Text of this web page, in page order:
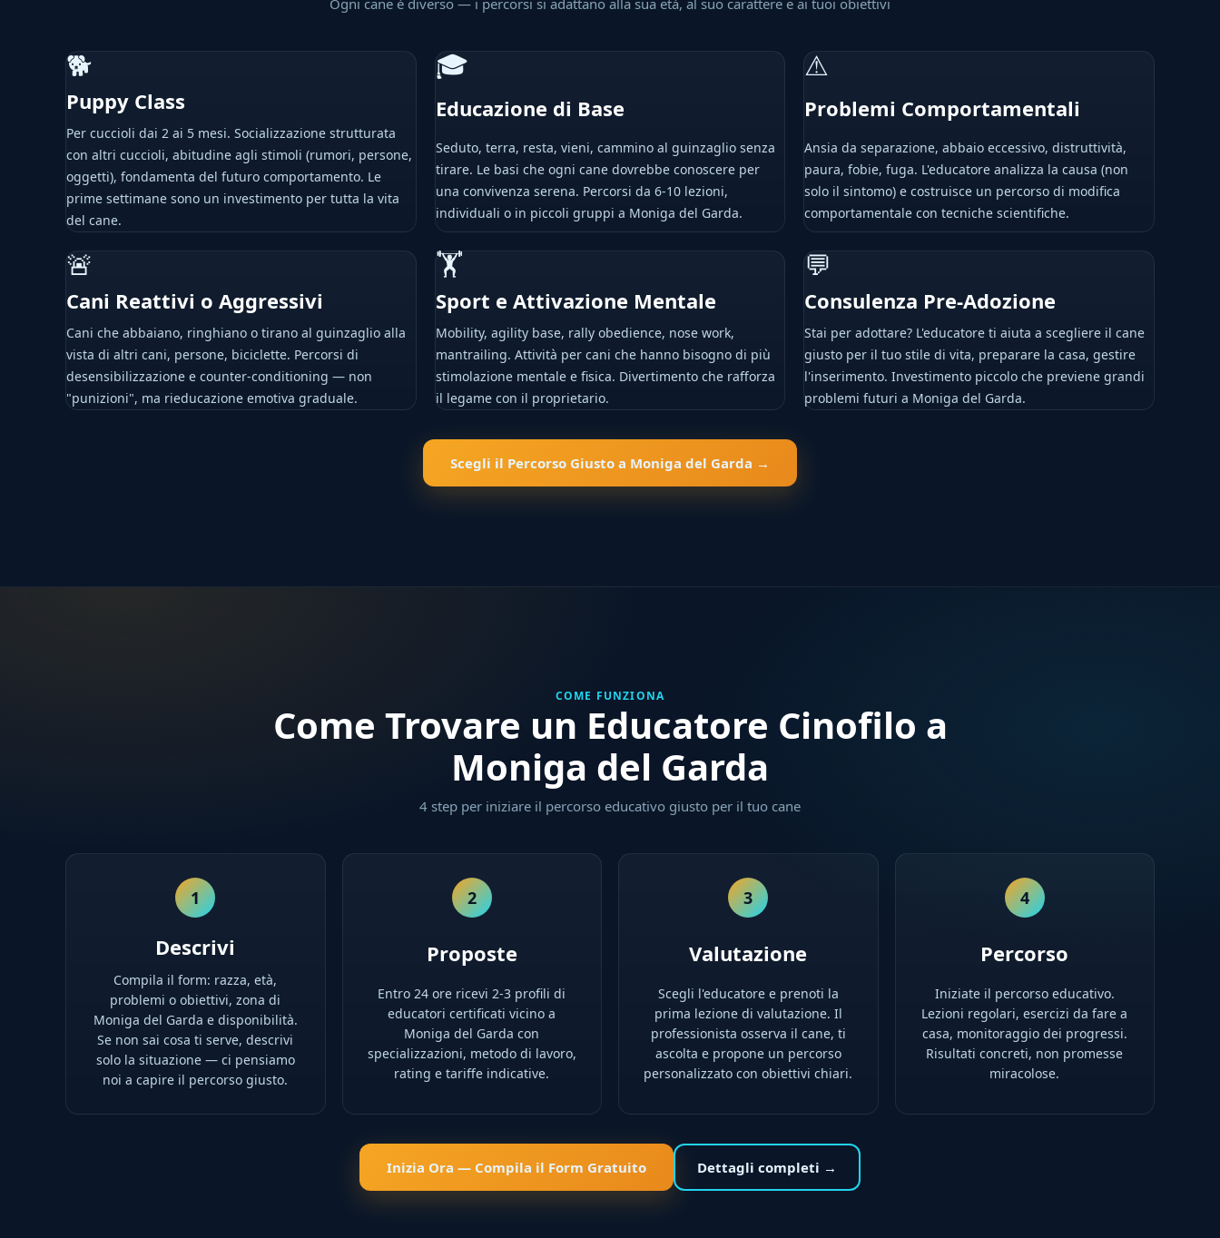
Ogni cane è diverso — i percorsi si adattano alla sua età, al suo carattere e ai tuoi obiettivi
🐕
Puppy Class
Per cuccioli dai 2 ai 5 mesi. Socializzazione strutturata
con altri cuccioli, abitudine agli stimoli (rumori, persone,
oggetti), fondamenta del futuro comportamento. Le
prime settimane sono un investimento per tutta la vita
del cane.
🎓
Educazione di Base
Seduto, terra, resta, vieni, cammino al guinzaglio senza
tirare. Le basi che ogni cane dovrebbe conoscere per
una convivenza serena. Percorsi da 6-10 lezioni,
individuali o in piccoli gruppi a Moniga del Garda.
⚠
Problemi Comportamentali
Ansia da separazione, abbaio eccessivo, distruttività,
paura, fobie, fuga. L'educatore analizza la causa (non
solo il sintomo) e costruisce un percorso di modifica
comportamentale con tecniche scientifiche.
🚨
Cani Reattivi o Aggressivi
Cani che abbaiano, ringhiano o tirano al guinzaglio alla
vista di altri cani, persone, biciclette. Percorsi di
desensibilizzazione e counter-conditioning — non
"punizioni", ma rieducazione emotiva graduale.
🏋
Sport e Attivazione Mentale
Mobility, agility base, rally obedience, nose work,
mantrailing. Attività per cani che hanno bisogno di più
stimolazione mentale e fisica. Divertimento che rafforza
il legame con il proprietario.
💬
Consulenza Pre-Adozione
Stai per adottare? L'educatore ti aiuta a scegliere il cane
giusto per il tuo stile di vita, preparare la casa, gestire
l'inserimento. Investimento piccolo che previene grandi
problemi futuri a Moniga del Garda.
Scegli il Percorso Giusto a Moniga del Garda →
COME FUNZIONA
Come Trovare un Educatore Cinofilo a
Moniga del Garda
4 step per iniziare il percorso educativo giusto per il tuo cane
1
Descrivi
Compila il form: razza, età,
problemi o obiettivi, zona di
Moniga del Garda e disponibilità.
Se non sai cosa ti serve, descrivi
solo la situazione — ci pensiamo
noi a capire il percorso giusto.
2
Proposte
Entro 24 ore ricevi 2-3 profili di
educatori certificati vicino a
Moniga del Garda con
specializzazioni, metodo di lavoro,
rating e tariffe indicative.
3
Valutazione
Scegli l'educatore e prenoti la
prima lezione di valutazione. Il
professionista osserva il cane, ti
ascolta e propone un percorso
personalizzato con obiettivi chiari.
4
Percorso
Iniziate il percorso educativo.
Lezioni regolari, esercizi da fare a
casa, monitoraggio dei progressi.
Risultati concreti, non promesse
miracolose.
Inizia Ora — Compila il Form Gratuito Dettagli completi →